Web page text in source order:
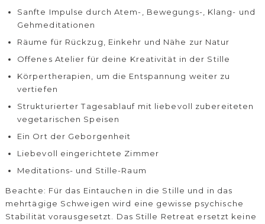
Sanfte Impulse durch Atem-, Bewegungs-, Klang- und
Gehmeditationen
Räume für Rückzug, Einkehr und Nähe zur Natur
Offenes Atelier für deine Kreativität in der Stille
Körpertherapien, um die Entspannung weiter zu
vertiefen
Strukturierter Tagesablauf mit liebevoll zubereiteten
vegetarischen Speisen
Ein Ort der Geborgenheit
Liebevoll eingerichtete Zimmer
Meditations- und Stille-Raum
Beachte: Für das Eintauchen in die Stille und in das
mehrtägige Schweigen wird eine gewisse psychische
Stabilität vorausgesetzt. Das Stille Retreat ersetzt keine